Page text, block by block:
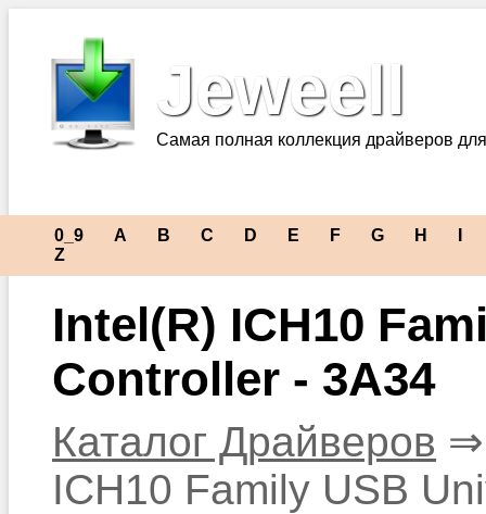
Jeweell
Самая полная коллекция драйверов
0_9 A B C D E F G H
Z
Intel(R) ICH10
Controller - 3A34
Каталог Драйверов
ICH10 Family USB